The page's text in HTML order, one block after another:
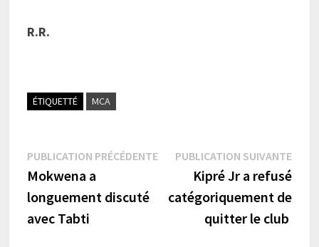
R.R.
ÉTIQUETTÉ MCA
Navigation
de
l’article
PUBLICATION PRÉCÉDENTEPublication
précédente :
Mokwena a
longuement discuté
avec Tabti
PUBLICATION SUIVANTE
Kipré Jr a refusé
catégoriquement de
quitter le club